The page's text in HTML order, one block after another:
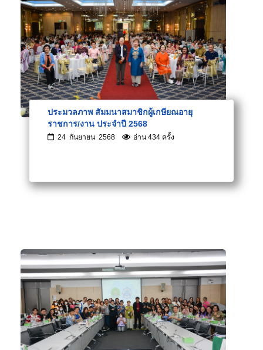
ประมวลภาพ สัมมนาสมาชิกผู้เกษียณอายุ
ราชการ/งาน ประจำปี 2568
24 กันยายน 2568 อ่าน 434 ครั้ง